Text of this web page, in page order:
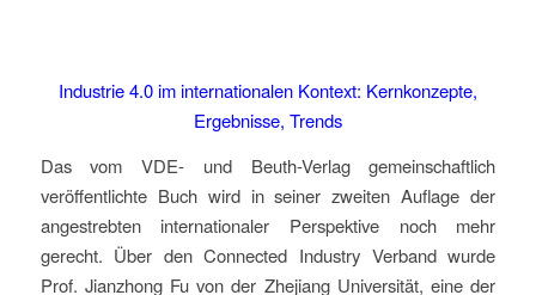
Industrie 4.0 im internationalen Kontext: Kernkonzepte,
Ergebnisse, Trends
Das vom VDE- und Beuth-Verlag gemeinschaftlich
veröffentlichte Buch wird in seiner zweiten Auflage der
angestrebten internationaler Perspektive noch mehr
gerecht. Über den Connected Industry Verband wurde
Prof. Jianzhong Fu von der Zhejiang Universität, eine der